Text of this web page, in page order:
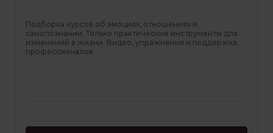
Подборка курсов об эмоциях, отношениях и
самопознании. Только практические инструменты для
изменений в жизни. Видео, упражнения и поддержка
профессионалов